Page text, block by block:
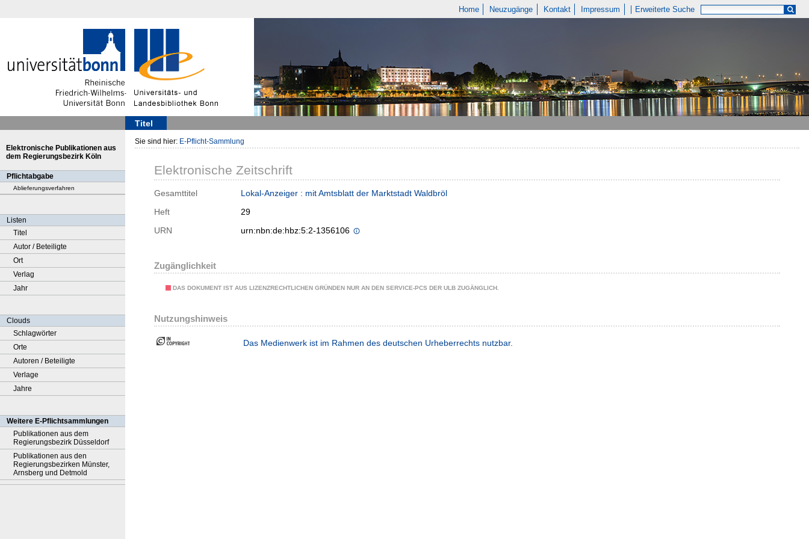
Home Neuzugänge Kontakt Impressum Erweiterte Suche
Titel
Elektronische Publikationen aus
dem Regierungsbezirk Köln
Pflichtabgabe
Ablieferungsverfahren
Listen
Titel
Autor / Beteiligte
Ort
Verlag
Jahr
Clouds
Schlagwörter
Orte
Autoren / Beteiligte
Verlage
Jahre
Weitere E-Pflichtsammlungen
Publikationen aus dem
Regierungsbezirk Düsseldorf
Publikationen aus den
Regierungsbezirken Münster,
Arnsberg und Detmold
Sie sind hier: E-Pflicht-Sammlung
Elektronische Zeitschrift
Gesamttitel
Lokal-Anzeiger : mit Amtsblatt der Marktstadt Waldbröl
Heft
29
URN
urn:nbn:de:hbz:5:2-1356106
Zugänglichkeit
DAS DOKUMENT IST AUS LIZENZRECHTLICHEN GRÜNDEN NUR AN DEN SERVICE-PCS DER ULB ZUGÄNGLICH.
Nutzungshinweis
Das Medienwerk ist im Rahmen des deutschen Urheberrechts nutzbar.